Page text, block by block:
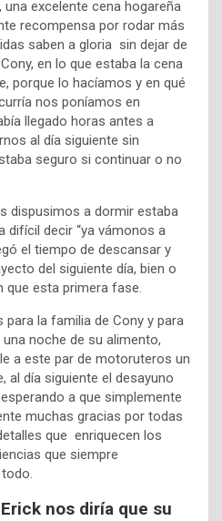
excelente cena hogareña
recompensa por rodar más
saben a gloria sin dejar de
en lo que estaba la cena
porque lo hacíamos y en qué
nos poníamos en
llegado horas antes a
al día siguiente sin
seguro si continuar o no
dispusimos a dormir estaba
difícil decir “ya vámonos a
el tiempo de descansar y
del siguiente día, bien o
esta primera fase.
la familia de Cony y para
noche de su alimento,
a este par de motoruteros un
al día siguiente el desayuno
a que simplemente
muchas gracias por todas
que enriquecen los
que siempre
nos diría que su